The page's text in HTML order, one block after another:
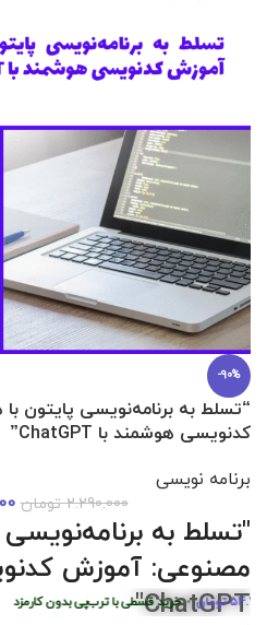
تومان • خرید قسطی با ترب‌پی بدون کارمزد
-90%
“تسلط به برنامه‌نویسی
کدنویسی هوشمند با ChatGPT”
برنامه نویسی
2.290.000 تومان
"تسلط به
مصنوعی: آموزش
ChatGPT"
• خرید قسطی با
هر قسط449.975تومان •